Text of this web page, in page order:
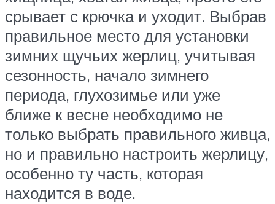
срывает с крючка и уходит. Выбрав
правильное место для установки
зимних щучьих жерлиц, учитывая
сезонность, начало зимнего
периода, глухозимье или уже
ближе к весне необходимо не
только выбрать правильного живца,
но и правильно настроить жерлицу,
особенно ту часть, которая
находится в воде.